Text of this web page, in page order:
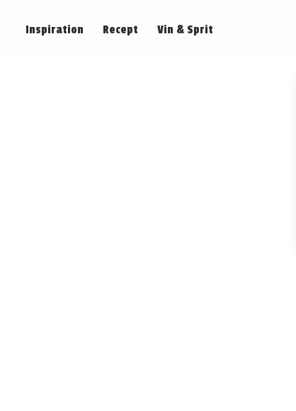
Inspiration Recept Vin & Sprit